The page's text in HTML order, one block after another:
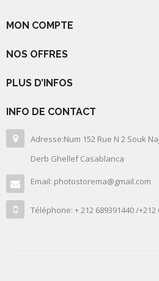
MON COMPTE
NOS OFFRES
PLUS D’INFOS
INFO DE CONTACT
Adresse:Num 152 Rue N 2 Souk
Derb Ghellef Casablanca
Email: photostorema@gmail.com
Téléphone: + 212 689391440 /+212